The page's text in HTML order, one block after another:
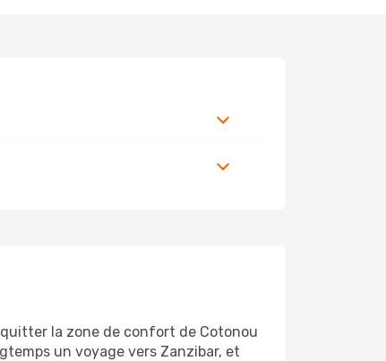
quitter la zone de confort de Cotonou
un voyage vers Zanzibar, et